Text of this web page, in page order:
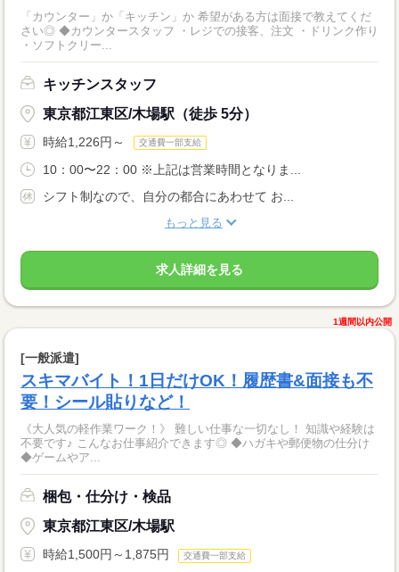
「カウンター」か「キッチン」か 希望がある方は面接で教えてくだ
さい◎ ◆カウンタースタッフ ・レジでの接客、注文 ・ドリンク作り
・ソフトクリー...
キッチンスタッフ
東京都江東区/木場駅（徒歩 5分）
時給1,226円～ 交通費一部支給
10：00〜22：00 ※上記は営業時間となりま...
シフト制なので、自分の都合にあわせて お...
もっと見る
求人詳細を見る
1週間以内公開
[一般派遣]
スキマバイト！1日だけOK！履歴書&面接も不
要！シール貼りなど！
《大人気の軽作業ワーク！》 難しい仕事な一切なし！ 知識や経験は
不要です♪ こんなお仕事紹介できます◎ ◆ハガキや郵便物の仕分け
◆ゲームやア...
梱包・仕分け・検品
東京都江東区/木場駅
時給1,500円～1,875円 交通費一部支給